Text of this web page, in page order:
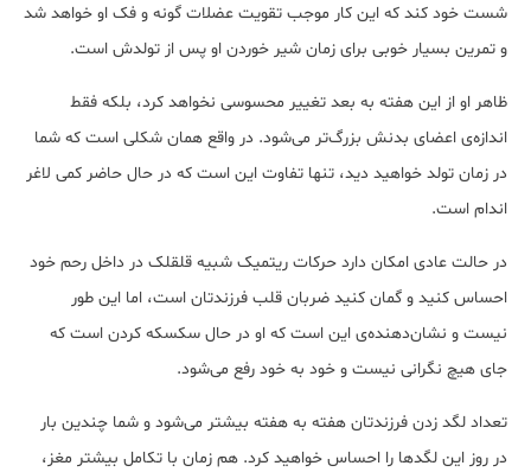
شست خود کند که این کار موجب تقویت عضلات گونه و فک او خواهد شد
و تمرین بسیار خوبی برای زمان شیر خوردن او پس از تولدش است.
ظاهر او از این هفته به بعد تغییر محسوسی نخواهد کرد، بلکه فقط
اندازه‌ی اعضای بدنش بزرگ‌تر می‌شود. در واقع همان شکلی است که شما
در زمان تولد خواهید دید، تنها تفاوت این است که در حال حاضر کمی لاغر
اندام است.
در حالت عادی امکان دارد حرکات ریتمیک شبیه قلقلک در داخل رحم خود
احساس کنید و گمان کنید ضربان قلب فرزندتان است، اما این طور
نیست و نشان‌دهنده‌ی این است که او در حال سکسکه کردن است که‌
جای هیچ نگرانی نیست و خود به خود رفع می‌شود.
تعداد لگد زدن فرزندتان هفته به هفته بیشتر می‌شود و شما چندین بار
در روز این لگدها را احساس خواهید کرد. هم‌ زمان با تکامل بیشتر مغز،